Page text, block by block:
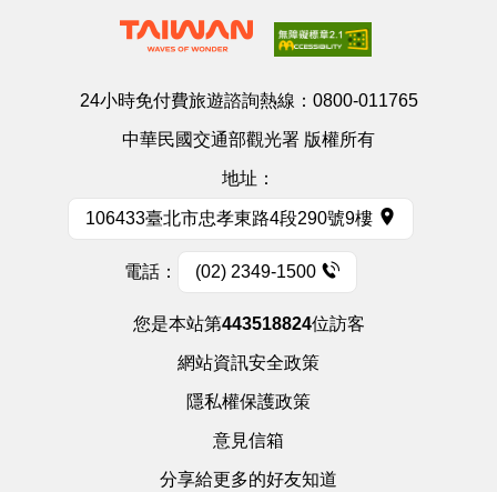
24小時免付費旅遊諮詢熱線： 0800-011765
中華民國交通部觀光署 版權所有
地址：
106433臺北市忠孝東路4段290號9樓
電話： (02) 2349-1500
您是本站第443518824位訪客
網站資訊安全政策
隱私權保護政策
意見信箱
分享給更多的好友知道